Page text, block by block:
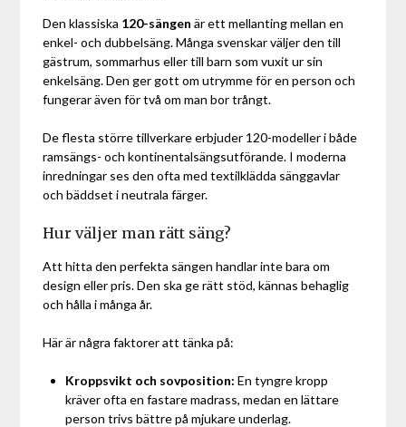
Den klassiska 120-sängen är ett mellanting mellan en
enkel- och dubbelsäng. Många svenskar väljer den till
gästrum, sommarhus eller till barn som vuxit ur sin
enkelsäng. Den ger gott om utrymme för en person och
fungerar även för två om man bor trångt.
De flesta större tillverkare erbjuder 120-modeller i både
ramsängs- och kontinentalsängsutförande. I moderna
inredningar ses den ofta med textilklädda sänggavlar
och bäddset i neutrala färger.
Hur väljer man rätt säng?
Att hitta den perfekta sängen handlar inte bara om
design eller pris. Den ska ge rätt stöd, kännas behaglig
och hålla i många år.
Här är några faktorer att tänka på:
Kroppsvikt och sovposition: En tyngre kropp
kräver ofta en fastare madrass, medan en lättare
person trivs bättre på mjukare underlag.